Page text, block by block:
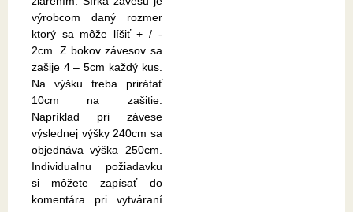
výrobcom daný rozmer
ktorý sa môže líšiť + / -
2cm. Z bokov závesov sa
zašije 4 – 5cm každý kus.
Na výšku treba prirátať
10cm na zašitie.
Napríklad pri závese
výslednej výšky 240cm sa
objednáva výška 250cm.
Individualnu požiadavku
si môžete zapísať do
komentára pri vytváraní